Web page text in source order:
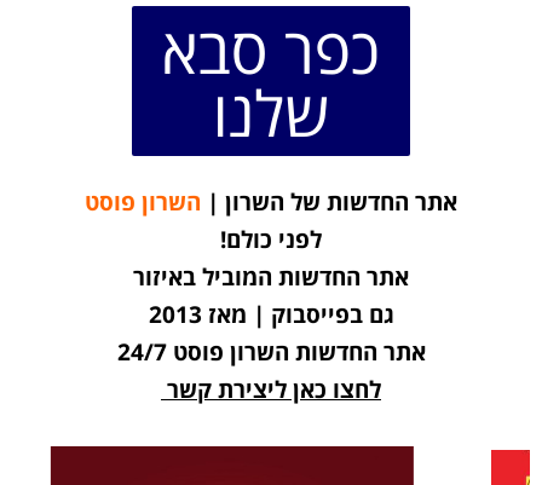
כפר סבא
שלנו
אתר החדשות של השרון | השרון פוסט
לפני כולם!
אתר החדשות המוביל באיזור
גם בפייסבוק | מאז 2013
אתר החדשות השרון פוסט 24/7
לחצו כאן ליצירת קשר